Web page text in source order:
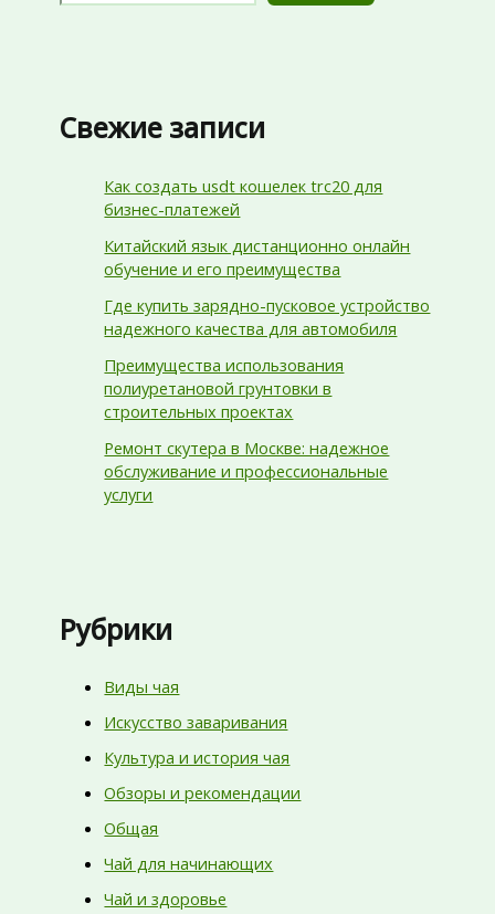
Свежие записи
Как создать usdt кошелек trc20 для
бизнес-платежей
Китайский язык дистанционно онлайн
обучение и его преимущества
Где купить зарядно-пусковое устройство
надежного качества для автомобиля
Преимущества использования
полиуретановой грунтовки в
строительных проектах
Ремонт скутера в Москве: надежное
обслуживание и профессиональные
услуги
Рубрики
Виды чая
Искусство заваривания
Культура и история чая
Обзоры и рекомендации
Общая
Чай для начинающих
Чай и здоровье